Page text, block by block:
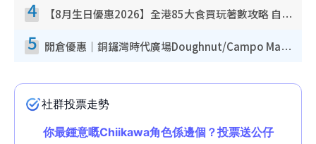
4 【8月生日優惠2026】全港85大食買玩著數攻略 自助餐/火鍋放題同行免費＋誠品/DONKI送現金券
5 開倉優惠｜銅鑼灣時代廣場Doughnut/Campo Marzio開倉低至1折！背囊、書包、手袋劈價$200起